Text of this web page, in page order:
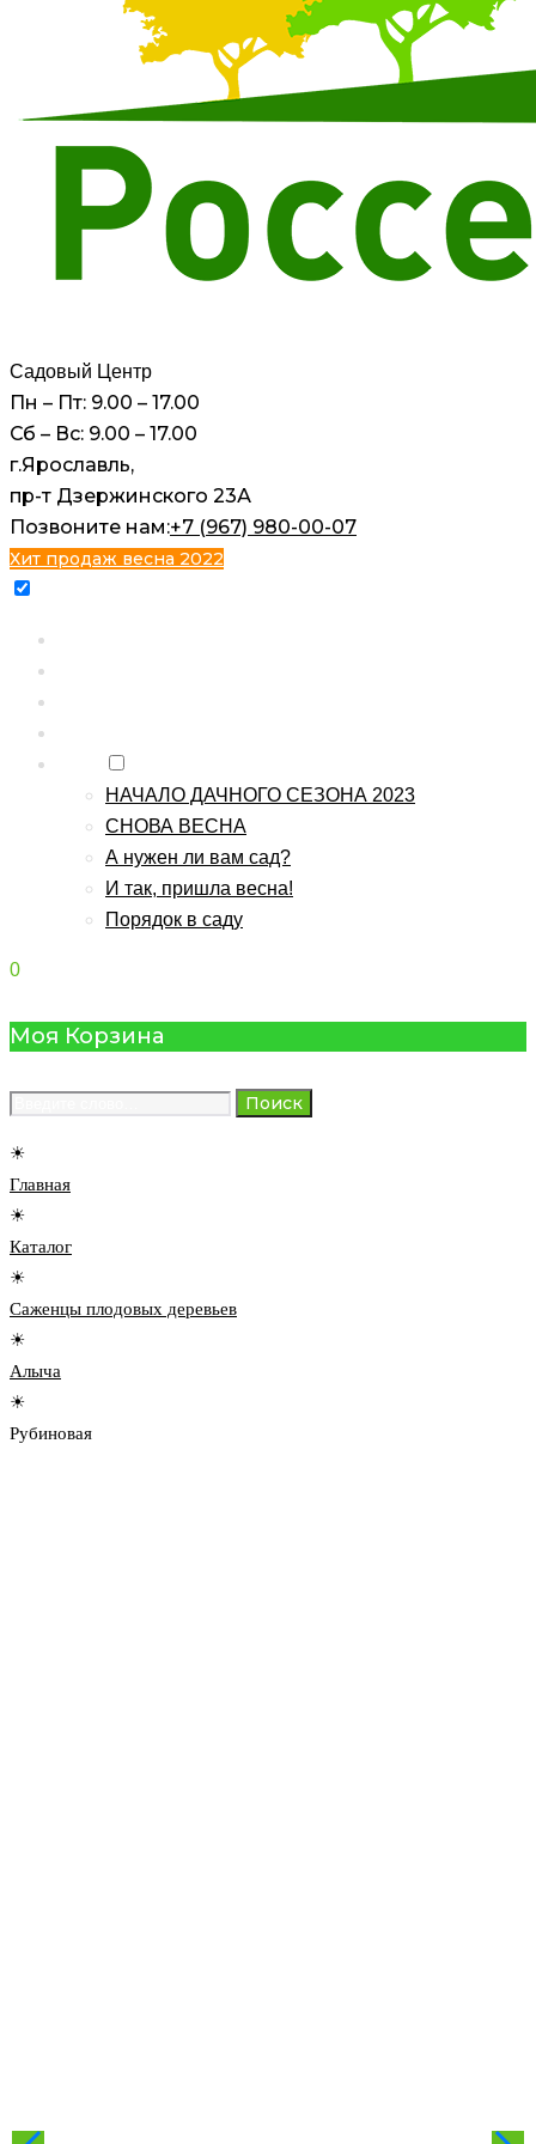
Садовый Центр
Пн – Пт: 9.00 – 17.00
Сб – Вс: 9.00 – 17.00
г.Ярославль,
пр-т Дзержинского 23А
Позвоните нам:+7 (967) 980-00-07
Хит продаж весна 2022
НАЧАЛО ДАЧНОГО СЕЗОНА 2023
СНОВА ВЕСНА
А нужен ли вам сад?
И так, пришла весна!
Порядок в саду
0
Моя Корзина
Поиск
☀
Главная
☀
Каталог
☀
Саженцы плодовых деревьев
☀
Алыча
☀
Рубиновая